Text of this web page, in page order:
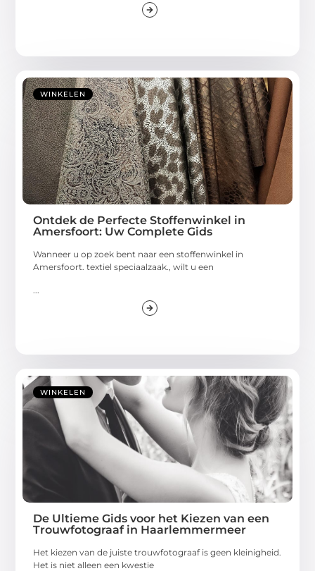
WINKELEN
Ontdek de Perfecte Stoffenwinkel in
Amersfoort: Uw Complete Gids
Wanneer u op zoek bent naar een stoffenwinkel in
Amersfoort. textiel speciaalzaak., wilt u een
WINKELEN
De Ultieme Gids voor het Kiezen van een
Trouwfotograaf in Haarlemmermeer
Het kiezen van de juiste trouwfotograaf is geen kleinigheid.
Het is niet alleen een kwestie